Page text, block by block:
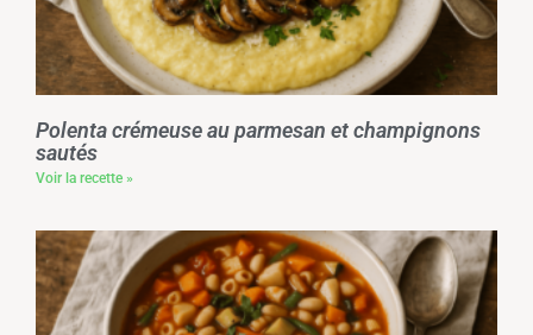
Polenta crémeuse au parmesan et champignons
sautés
Voir la recette »